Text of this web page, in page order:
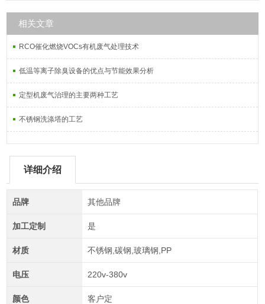
相关文章
RCO催化燃烧VOCs有机废气处理技术
低温等离子除臭设备的优点与节能效果分析
定型机废气治理的主要两种工艺
不锈钢洗涤塔的工艺
详细介绍
品牌 其他品牌
加工定制 是
材质 不锈钢,碳钢,玻璃钢,PP
电压 220v-380v
颜色 客户定